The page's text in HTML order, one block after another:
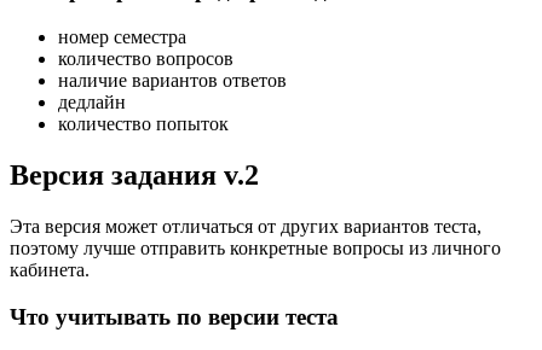
номер семестра
количество вопросов
наличие вариантов ответов
дедлайн
количество попыток
Версия задания v.2
Эта версия может отличаться от других вариантов теста,
поэтому лучше отправить конкретные вопросы из личного
кабинета.
Что учитывать по версии теста